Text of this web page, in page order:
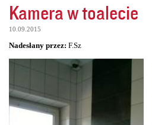
Kamera w toalecie
10.09.2015
Nadesłany przez: F.Sz